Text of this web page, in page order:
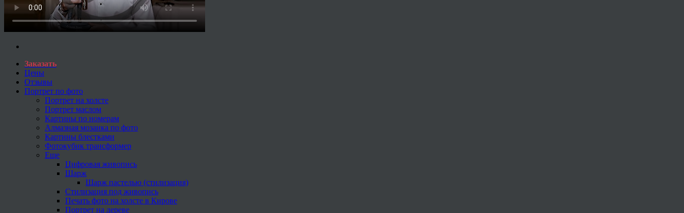
Заказать
Цены
Отзывы
Портрет по фото
Портрет на холсте
Портрет маслом
Картины по номерам
Алмазная мозаика по фото
Картины блестками
Фотокубик трансформер
Еще
Цифровая живопись
Шарж
Шарж пастелью (стилизация)
Стилизация под живопись
Печать фото на холсте в Кирове
Портрет на дереве